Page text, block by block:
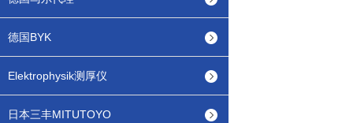
德国BYK
Elektrophysik测厚仪
日本三丰MITUTOYO